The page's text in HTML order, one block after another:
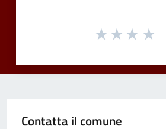
Contatta il comune